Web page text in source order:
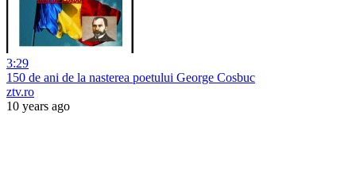
3:29
150 de ani de la nasterea poetului George Cosbuc
ztv.ro
10 years ago